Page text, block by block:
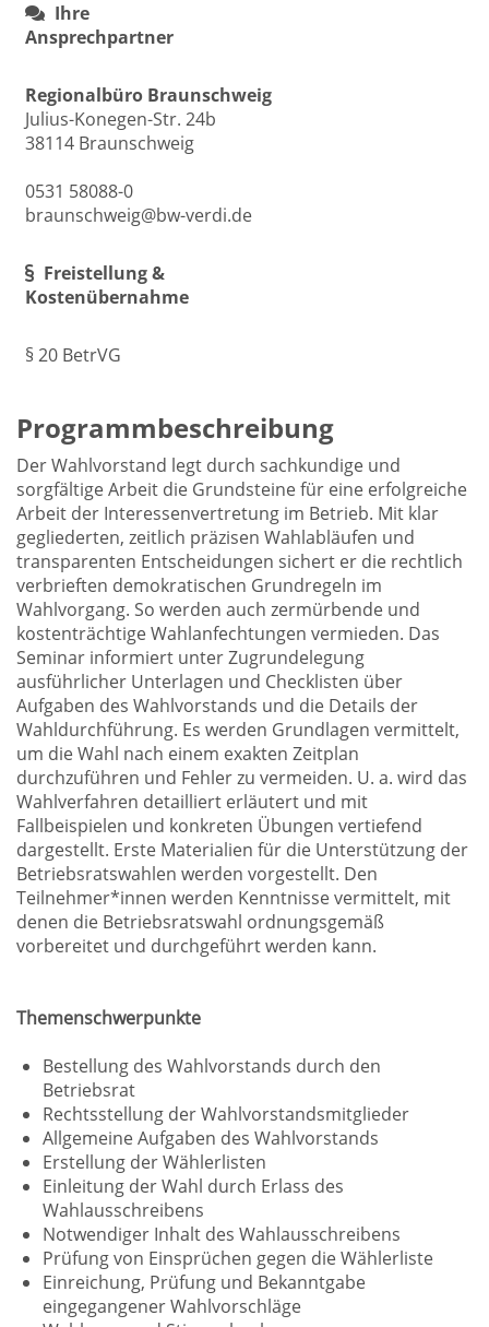
Ihre
Ansprechpartner
Regionalbüro Braunschweig
Julius-Konegen-Str. 24b
38114 Braunschweig
0531 58088-0
braunschweig@bw-verdi.de
Freistellung &
Kostenübernahme
§ 20 BetrVG
Programmbeschreibung
Der Wahlvorstand legt durch sachkundige und
sorgfältige Arbeit die Grundsteine für eine erfolgreiche
Arbeit der Interessenvertretung im Betrieb. Mit klar
gegliederten, zeitlich präzisen Wahlabläufen und
transparenten Entscheidungen sichert er die rechtlich
verbrieften demokratischen Grundregeln im
Wahlvorgang. So werden auch zermürbende und
kostenträchtige Wahlanfechtungen vermieden. Das
Seminar informiert unter Zugrundelegung
ausführlicher Unterlagen und Checklisten über
Aufgaben des Wahlvorstands und die Details der
Wahldurchführung. Es werden Grundlagen vermittelt,
um die Wahl nach einem exakten Zeitplan
durchzuführen und Fehler zu vermeiden. U. a. wird das
Wahlverfahren detailliert erläutert und mit
Fallbeispielen und konkreten Übungen vertiefend
dargestellt. Erste Materialien für die Unterstützung der
Betriebsratswahlen werden vorgestellt. Den
Teilnehmer*innen werden Kenntnisse vermittelt, mit
denen die Betriebsratswahl ordnungsgemäß
vorbereitet und durchgeführt werden kann.
Themenschwerpunkte
Bestellung des Wahlvorstands durch den
Betriebsrat
Rechtsstellung der Wahlvorstandsmitglieder
Allgemeine Aufgaben des Wahlvorstands
Erstellung der Wählerlisten
Einleitung der Wahl durch Erlass des
Wahlausschreibens
Notwendiger Inhalt des Wahlausschreibens
Prüfung von Einsprüchen gegen die Wählerliste
Einreichung, Prüfung und Bekanntgabe
eingegangener Wahlvorschläge